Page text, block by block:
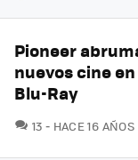
Pioneer
nuevos cine
Blu-Ray
13 COMENTARIOS
HACE 16 AÑOS